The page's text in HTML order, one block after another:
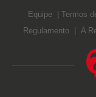
Equipe Termos
Regulamento
A